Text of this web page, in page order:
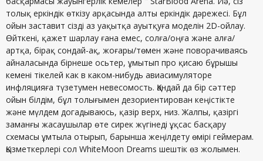
толық еркіндік өткізу арқасында алты еркіндік дәрежесі. Бұл
ойын заставит сізді аз уақытқа ауытқуға моделін 2D-ойлау.
Өйткені, қажет шарлау ғана емес, солға/оңға және алға/
артқа, бірақ сондай-ақ, жоғары/төмен және поворачиваясь
айналасында бірнеше осьтер, ұмытып про қисаю бұрышы
кемені тікелей как в каком-нибудь авиасимуляторе
инфляцияға түзетумен невесомость. Қандай да бір сәттер
ойын білдім, бұл толығымен дезориентирован кеңістікте
және мүлдем догадываюсь, қазір верх, низ. Жалпы, қазіргі
заманғы жасаушылар өте сирек жүгінеді ұқсас басқару
схемасы ұмтыла отырып, барынша жеңілдету өмірі геймерам.
Қызметкерлері сол WhiteMoon Dreams шештік өз жолымен.